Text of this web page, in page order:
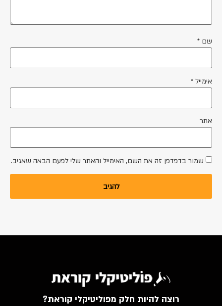
שם *
אימייל *
אתר
שמור בדפדפן זה את השם, האימייל והאתר שלי לפעם הבאה שאגיב.
רוצה להיות חלק מפוליטיקלי קוראת?